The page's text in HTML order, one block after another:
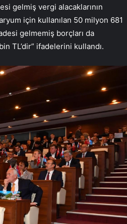
gelmiş vergi alacaklarının
için kullanılan 50 milyon 681
gelmemiş borçları da
TL’dir” ifadelerini kullandı.